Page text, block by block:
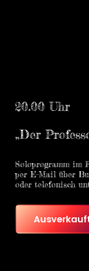
20.00 Uhr
„Der
Soloprogramm im
per E-Mail über
oder telefonisch